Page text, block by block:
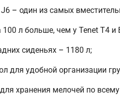
– один из самых
100 л больше, чем у Tenet T4 и
сиденьях – 1180 л;
для удобной организации
хранения мелочей по